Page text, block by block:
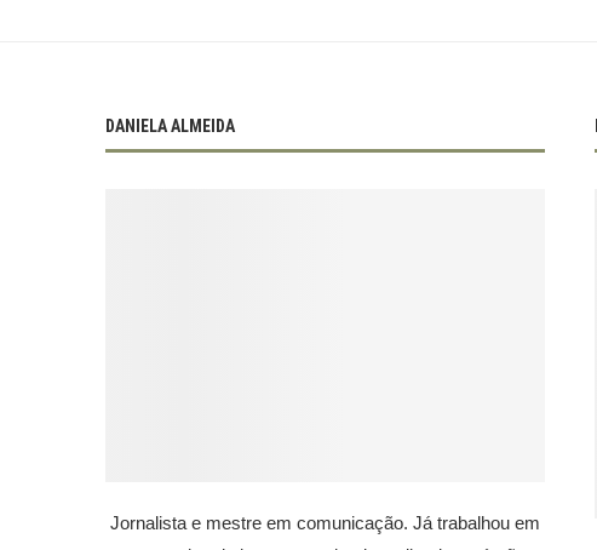
DANIELA ALMEIDA
Jornalista e mestre em comunicação. Já trabalhou em